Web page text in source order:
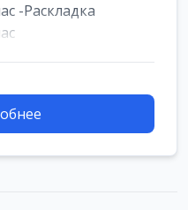
-Раскладка